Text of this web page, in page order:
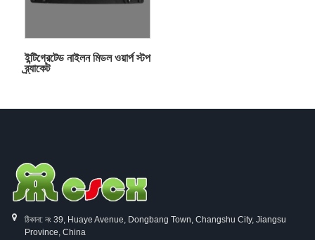
ইন্টিগ্রেটেড নাইলন মিডল ওয়ার্প স্টপ
ব্র্যাকেট
ঠিকানা: নং 39, Huaye Avenue, Dongbang Town, Changshu City, Jiangsu
Province, China